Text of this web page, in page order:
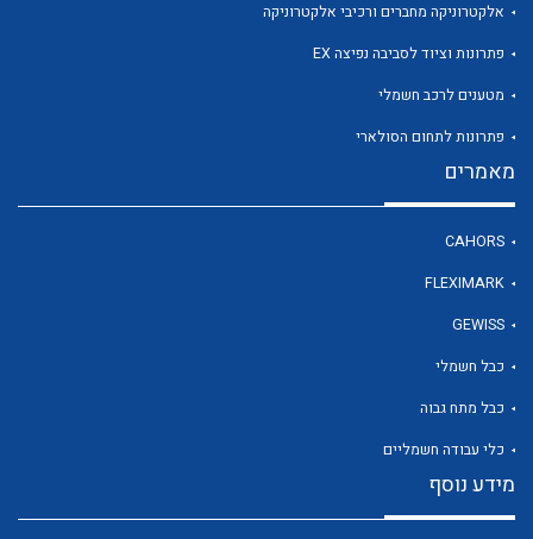
לכל מוצרי היצרן
אלקטרוניקה מחברים ורכיבי אלקטרוניקה
פתרונות וציוד לסביבה נפיצה EX
מטענים לרכב חשמלי
פתרונות לתחום הסולארי
מאמרים
CAHORS
FLEXIMARK
GEWISS
כבל חשמלי
כבל מתח גבוה
כלי עבודה חשמליים
מידע נוסף